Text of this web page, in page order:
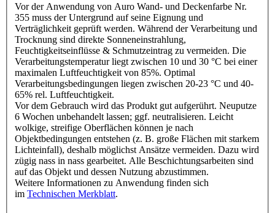
Vor der Anwendung von Auro Wand- und Deckenfarbe Nr.
355 muss der Untergrund auf seine Eignung und
Verträglichkeit geprüft werden. Während der Verarbeitung und
Trocknung sind direkte Sonneneinstrahlung,
Feuchtigkeitseinflüsse & Schmutzeintrag zu vermeiden. Die
Verarbeitungstemperatur liegt zwischen 10 und 30 °C bei einer
maximalen Luftfeuchtigkeit von 85%. Optimal
Verarbeitungsbedingungen liegen zwischen 20-23 °C und 40-
65% rel. Luftfeuchtigkeit.
Vor dem Gebrauch wird das Produkt gut aufgerührt. Neuputze
6 Wochen unbehandelt lassen; ggf. neutralisieren. Leicht
wolkige, streifige Oberflächen können je nach
Objektbedingungen entstehen (z. B. große Flächen mit starkem
Lichteinfall), deshalb möglichst Ansätze vermeiden. Dazu wird
zügig nass in nass gearbeitet. Alle Beschichtungsarbeiten sind
auf das Objekt und dessen Nutzung abzustimmen.
Weitere Informationen zu Anwendung finden sich
im Technischen Merkblatt.